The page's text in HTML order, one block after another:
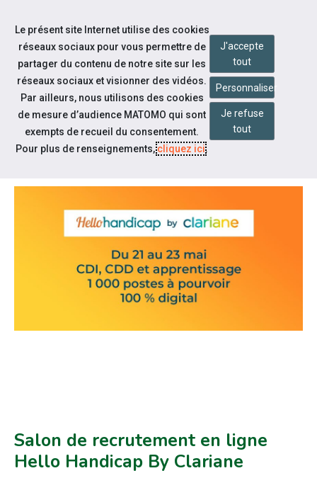
Aller au contenu
Notre actualité
HELLO HANDICAP BY CLARIANE
Salon de recrutement en ligne
Hello Handicap By Clariane
Le présent site Internet utilise des cookies
réseaux sociaux pour vous permettre de
partager du contenu de notre site sur les
réseaux sociaux et visionner des vidéos.
Par ailleurs, nous utilisons des cookies
de mesure d’audience MATOMO qui sont
exempts de recueil du consentement.
Pour plus de renseignements,cliquez ici.
J'accepte
tout
Personnaliser
Je refuse
tout